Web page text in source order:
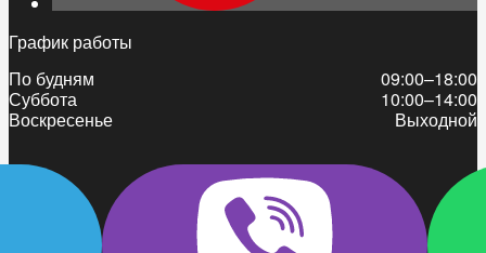
График работы
По будням
09:00–18:00
Суббота
10:00–14:00
Воскресенье
Выходной